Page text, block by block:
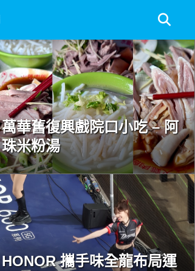
萬華舊復興戲院口小吃 – 阿
珠米粉湯
HONOR 攜手味全龍布局運